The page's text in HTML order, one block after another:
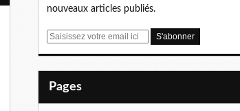
nouveaux articles publiés.
E
Pages